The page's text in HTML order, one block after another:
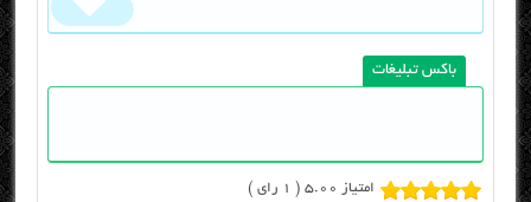
باکس تبلیغات
امتیاز 5.00 ( 1 رای )